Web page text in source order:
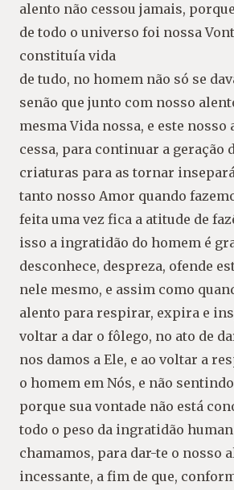
alento não cessou jamais,
de todo o universo foi nossa
constituía vida
de tudo, no homem não só se
senão que junto com nosso
mesma Vida nossa, e este nosso
cessa, para continuar a geração
criaturas para as tornar
tanto nosso Amor quando
feita uma vez fica a atitude de
isso a ingratidão do homem é
desconhece, despreza, ofende
nele mesmo, e assim como
alento para respirar, expira e
voltar a dar o fôlego, no ato de
nos damos a Ele, e ao voltar a
o homem em Nós, e não
porque sua vontade não está
todo o peso da ingratidão
chamamos, para dar-te o nosso
incessante, a fim de que,